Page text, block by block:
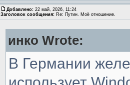
Добавлено: 22 май, 2026, 11:24
Заголовок сообщения: Re: Путин. Моё отношение.
инко Wrote:
В Германии